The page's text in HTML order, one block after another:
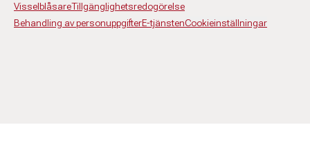
VisselblåsareTillgänglighetsredogörelse
Behandling av personuppgifterE-tjänstenCookieinställningar